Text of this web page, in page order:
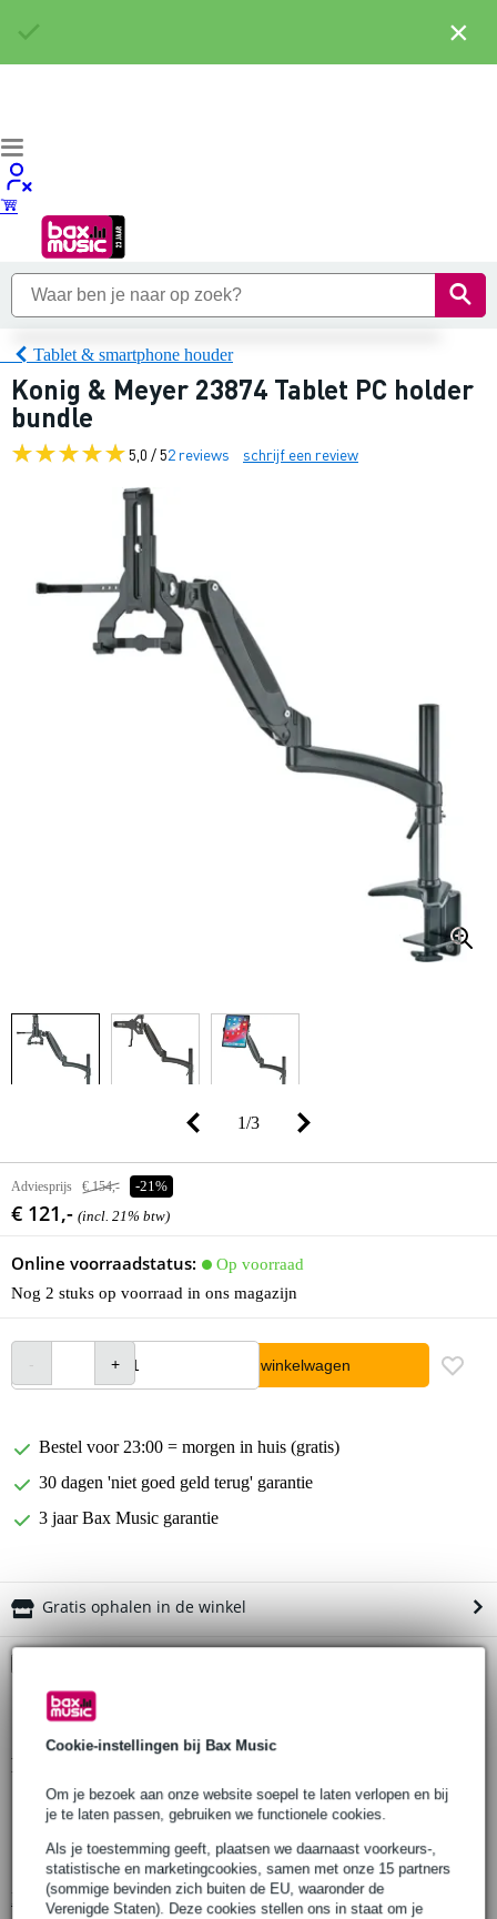
Cookie-instellingen bij Bax Music
Om je bezoek aan onze website soepel te laten verlopen en bij
je te laten passen, gebruiken we functionele cookies.
Als je toestemming geeft, plaatsen we daarnaast voorkeurs-,
statistische en marketingcookies, samen met onze 15 partners
(sommige bevinden zich buiten de EU, waaronder de
Verenigde Staten). Deze cookies stellen ons in staat om je
Tablet & smartphone houder
Konig & Meyer 23874 Tablet PC holder
bundle
5,0 / 52 reviews schrijf een review
1/3
Adviesprijs € 154,- -21%
€ 121,- (incl. 21% btw)
Online voorraadstatus:
Op voorraad
Nog 2 stuks op voorraad in ons magazijn
In winkelwagen
Bestel voor 23:00 = morgen in huis (gratis)
30 dagen 'niet goed geld terug' garantie
3 jaar Bax Music garantie
Gratis ophalen in de winkel
€ 6,05 eenmalig
Productinformatie
König & Meyer Tablet PC Holder Bundle
klembereik: tot maximaal 85 mm
Bekijk alle productspecificaties
×